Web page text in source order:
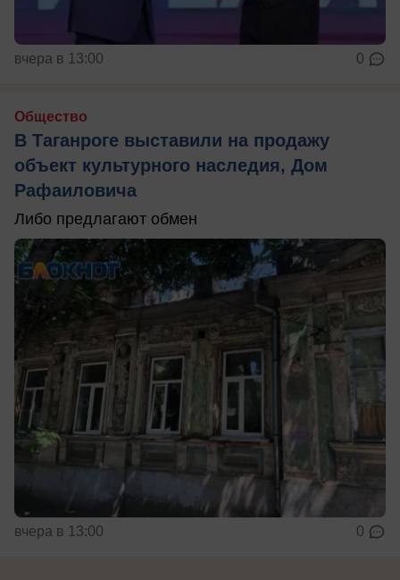
вчера в 13:00 0
Общество
В Таганроге выставили на продажу
объект культурного наследия, Дом
Рафаиловича
Либо предлагают обмен
вчера в 13:00 0